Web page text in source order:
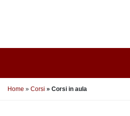
Home Corsi Corsi in aula